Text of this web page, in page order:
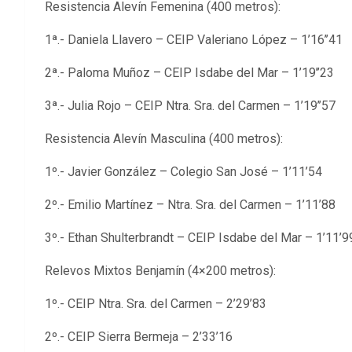
Resistencia Alevín Femenina (400 metros):
1ª.- Daniela Llavero – CEIP Valeriano López – 1’16’’41
2ª.- Paloma Muñoz – CEIP Isdabe del Mar – 1’19’’23
3ª.- Julia Rojo – CEIP Ntra. Sra. del Carmen – 1’19’’57
Resistencia Alevín Masculina (400 metros):
1º.- Javier González – Colegio San José – 1’11’54
2º.- Emilio Martínez – Ntra. Sra. del Carmen – 1’11’88
3º.- Ethan Shulterbrandt – CEIP Isdabe del Mar –
Relevos Mixtos Benjamín (4×200 metros):
1º.- CEIP Ntra. Sra. del Carmen – 2’29’83
2º.- CEIP Sierra Bermeja – 2’33’16